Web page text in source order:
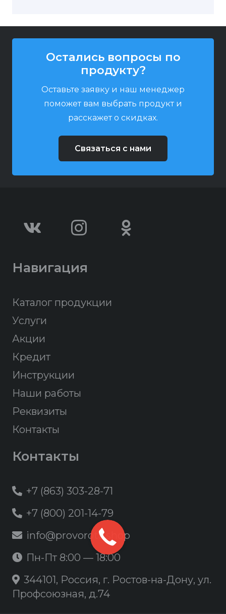
Остались вопросы по
продукту?
Оставьте заявку и наш менеджер
поможет вам выбрать продукт и
расскажет о скидках.
Связаться с нами
Навигация
Каталог продукции
Услуги
Акции
Кредит
Инструкции
Наши работы
Реквизиты
Контакты
Контакты
+7 (863) 303-28-71
+7 (800) 201-14-79
info@provorota.shop
Пн-Пт 8:00 — 18:00
344101, Россия, г. Ростов-на-Дону, ул.
Профсоюзная, д.74